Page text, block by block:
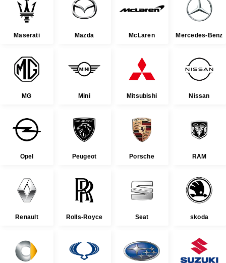
Maserati Mazda McLaren Mercedes-Benz
MG Mini Mitsubishi Nissan
Opel Peugeot Porsche RAM
Renault Rolls-Royce Seat skoda